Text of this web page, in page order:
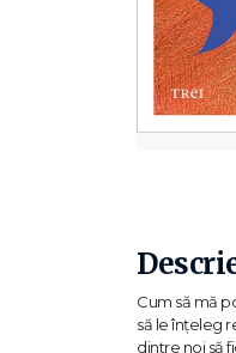
Cum să mă
să le înțeleg
dintre noi să